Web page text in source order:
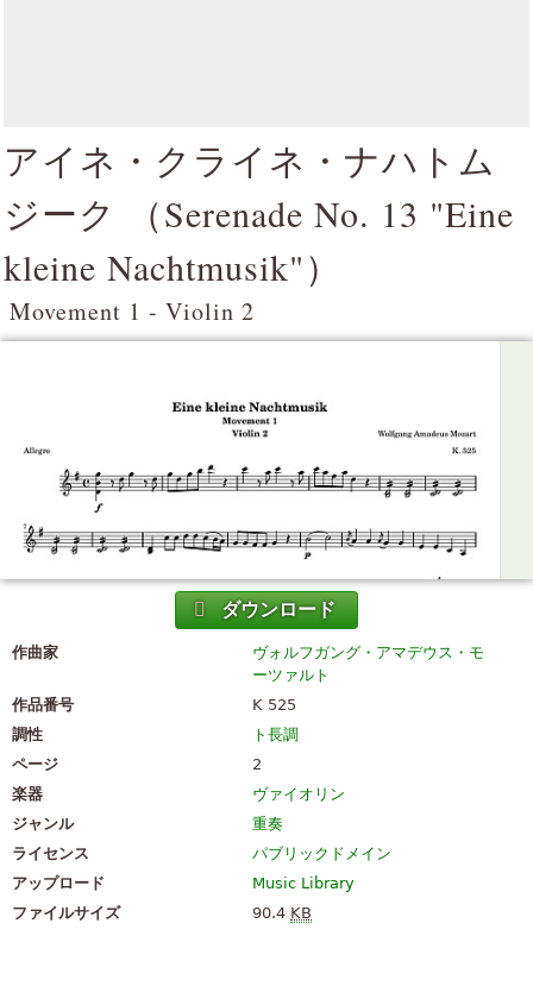
アイネ・クライネ・ナハトム
ジーク （Serenade No. 13 "Eine
kleine Nachtmusik"）
Movement 1 - Violin 2
ダウンロード
作曲家
ヴォルフガング・アマデウス・モ
ーツァルト
作品番号
K 525
調性
ト長調
ページ
2
楽器
ヴァイオリン
ジャンル
重奏
ライセンス
パブリックドメイン
アップロード
Music Library
ファイルサイズ
90.4 KB